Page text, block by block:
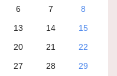
6 7
8
13 14
15
20 21
22
27 28
29